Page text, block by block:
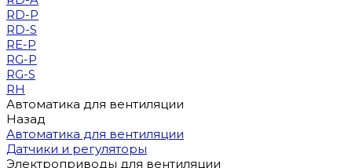
RD-P
RD-S
RE-P
RG-P
RG-S
RH
Автоматика для вентиляции
Назад
Автоматика для вентиляции
Датчики и регуляторы
Электроприводы для вентиляции